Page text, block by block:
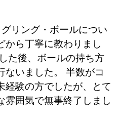
リング・ボールについ
から丁寧に教わりまし
た後、ボールの持ち方
ないました。 半数がコ
経験の方でしたが、とて
雰囲気で無事終了しまし